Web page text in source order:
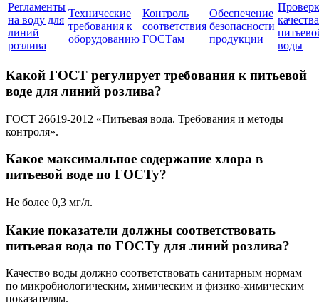
Регламенты
на воду для
линий
розлива
Технические
требования к
оборудованию
Контроль
соответствия
ГОСТам
Обеспечение
безопасности
продукции
качества
воды
Какой ГОСТ регулирует требования к питьевой
воде для линий розлива?
ГОСТ 26619-2012 «Питьевая вода. Требования и методы
контроля».
Какое максимальное содержание хлора в
питьевой воде по ГОСТу?
Не более 0,3 мг/л.
Какие показатели должны соответствовать
питьевая вода по ГОСТу для линий розлива?
Качество воды должно соответствовать санитарным нормам
по микробиологическим, химическим и физико-химическим
показателям.